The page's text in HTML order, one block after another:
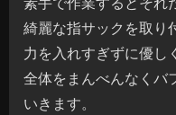
綺麗な指サックを取り
力を入れすぎずに優し
全体をまんべんなくバ
いきます。